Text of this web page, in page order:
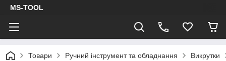
MS-TOOL
Товари Ручний інструмент та обладнання Викрутки